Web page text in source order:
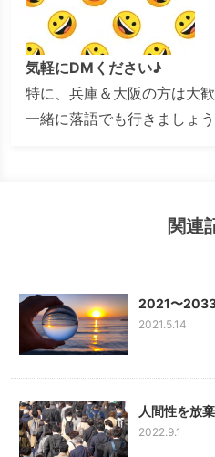
気軽にDMください♪
特に、兵庫＆大阪の方は大歓
一緒に落語でも行きましょ
関連
2021〜
2021.5.14
人間性を放
2022.9.1